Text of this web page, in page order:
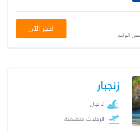
الواحد
احجز الآن
زنجبار
2 ليال
الرحلات متضمنة